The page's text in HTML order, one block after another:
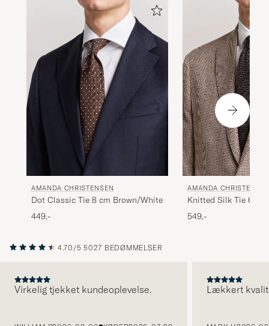
AMANDA CHRISTENSEN
Dot Classic Tie 8 cm Brown/White
449,-
AMANDA
Knitted Silk Tie 6 cm
549,-
4.70/5 5027 BEDØMMELSER
Virkelig tjekket kundeoplevelse. Lækkert